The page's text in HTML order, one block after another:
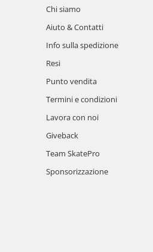
Chi siamo
Aiuto & Contatti
Info sulla spedizione
Resi
Punto vendita
Termini e condizioni
Lavora con noi
Giveback
Team SkatePro
Sponsorizzazione